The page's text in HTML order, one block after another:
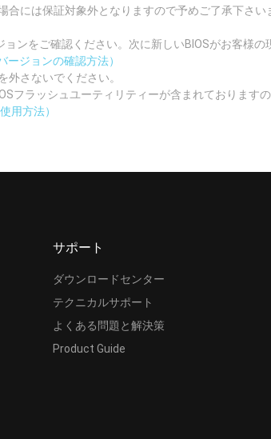
には保証対象外となりますので予めご了承下さい
ンをご確認ください。次に新しいBIOSがお客様の
ージョンの確認方法）
さないでください。
フラッシュユーティリティーが含まれております
用方法）
サポート
ダウンロードセンター
テクニカルサポート
よくある問題と解決策
Product Guide